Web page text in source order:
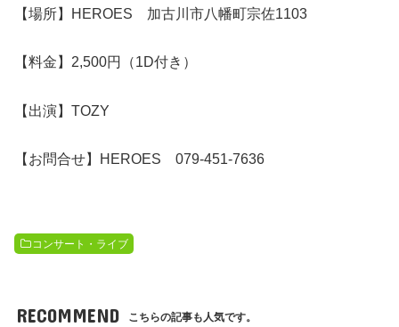
【場所】HEROES 加古川市八幡町宗佐1103
【料金】2,500円（1D付き）
【出演】TOZY
【お問合せ】HEROES 079-451-7636
コンサート・ライブ
RECOMMEND こちらの記事も人気です。